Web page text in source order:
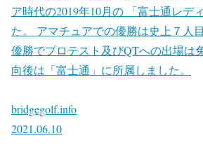
ア時代の2019年10月の 「富士通レデ
た。 アマチュアでの優勝は史上７人
優勝でプロテスト及びQTへの出場は
向後は「富士通」に所属しました。
bridgegolf.info
2021.06.10